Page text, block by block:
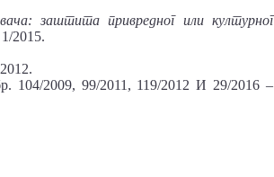
заштита привредног или културног
2015.
104/2009, 99/2011, 119/2012 И 29/2016 –